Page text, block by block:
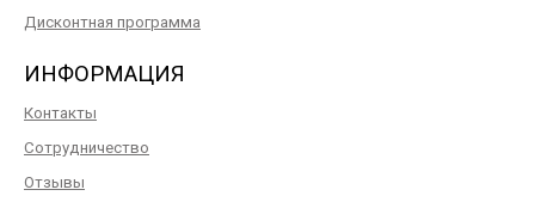
Дисконтная программа
ИНФОРМАЦИЯ
Контакты
Сотрудничество
Отзывы